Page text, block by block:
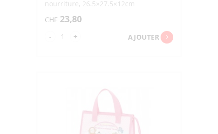
nourriture, 26.5×27.5×12cm
CHF 23,80
-
quantité
+ AJOUTER